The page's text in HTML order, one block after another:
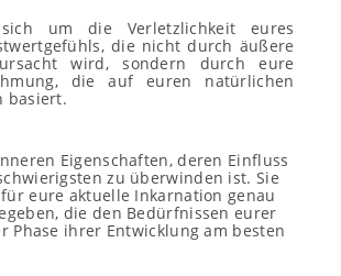
um die Verletzlichkeit eures
die nicht durch äußere
wird, sondern durch eure
die auf euren natürlichen
basiert.
Eigenschaften, deren Einfluss
zu überwinden ist. Sie
eure aktuelle Inkarnation genau
die den Bedürfnissen eurer
Phase ihrer Entwicklung am besten